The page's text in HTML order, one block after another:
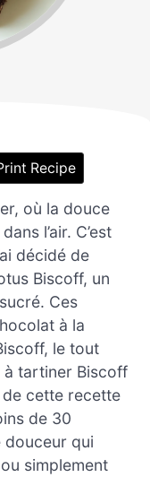
Recipe
où la douce
l’air. C’est
décidé de
Biscoff, un
Ces
à la
le tout
à tartiner Biscoff
cette recette
de 30
douceur qui
simplement